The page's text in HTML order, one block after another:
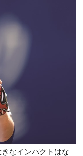
なインパクトはな